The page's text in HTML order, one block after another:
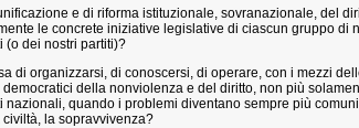
e di riforma istituzionale, sovranazionale, del
le concrete iniziative legislative di ciascun gruppo di
(o dei nostri partiti)?
di organizzarsi, di conoscersi, di operare, con i mezzi
della nonviolenza e del diritto, non più
quando i problemi diventano sempre più comuni
la sopravvivenza?